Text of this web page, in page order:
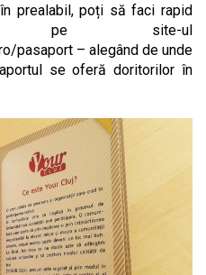
prealabil, poți să faci rapid
pe site-ul
pasaport – alegând de unde
se oferă doritorilor în